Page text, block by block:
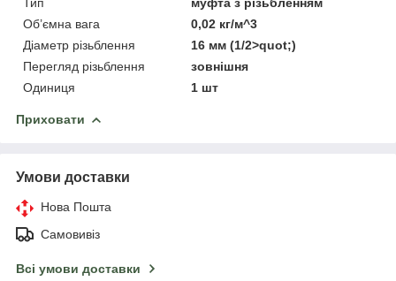
Об’ємна вага
0,02 кг/м^3
Діаметр різьблення
16 мм (1/2>quot;)
Перегляд різьблення
зовнішня
Одиниця
1 шт
Приховати
Умови доставки
Нова Пошта
Самовивіз
Всі умови доставки